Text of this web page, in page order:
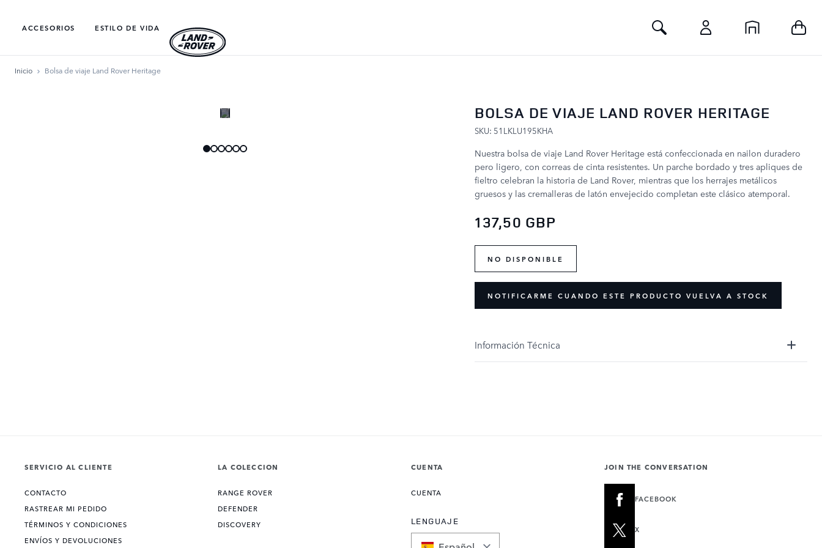
ACCESORIOS
ESTILO DE VIDA​ Toggle Search
Inicio Bolsa de viaje Land Rover Heritage
BOLSA DE VIAJE LAND ROVER HERITAGE
SKU: 51LKLU195KHA
Nuestra bolsa de viaje Land Rover Heritage está confeccionada en nailon duradero
pero ligero, con correas de cinta resistentes. Un parche bordado y tres apliques de
fieltro celebran la historia de Land Rover, mientras que los herrajes metálicos
gruesos y las cremalleras de latón envejecido completan este clásico atemporal.
137,50 GBP
NO DISPONIBLE
NOTIFICARME CUANDO ESTE PRODUCTO VUELVA A STOCK
Información Técnica
SERVICIO AL CLIENTE
CONTACTO
RASTREAR MI PEDIDO
TÉRMINOS Y CONDICIONES
ENVÍOS Y DEVOLUCIONES
LA COLECCION
RANGE ROVER
DEFENDER
DISCOVERY
CUENTA
CUENTA
LENGUAJE
JOIN THE CONVERSATION
FACEBOOK
X